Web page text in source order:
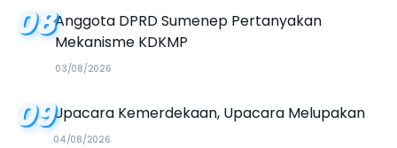
08Anggota DPRD Sumenep Pertanyakan
Mekanisme KDKMP
03/08/2026
09Upacara Kemerdekaan, Upacara Melupakan
04/08/2026